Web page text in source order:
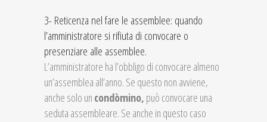
3- Reticenza nel fare le assemblee: quando
l’amministratore si rifiuta di convocare o
presenziare alle assemblee.
L’amministratore ha l’obbligo di convocare almeno
un’assemblea all’anno. Se questo non avviene,
anche solo un condòmino, può convocare una
seduta assembleare. Se anche in questo caso